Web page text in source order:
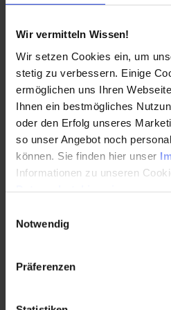
Wir vermitteln Wissen!
Wir setzen Cookies ein, um
stetig zu verbessern. Einige
ermöglichen uns Ihren
Ihnen ein bestmögliches
oder den Erfolg unseres
so unser Angebot noch
können. Sie finden hier unser
Informationen zu unseren
Notwendig
Präferenzen
Erstellung…
Brückenmodernisierung
Streckenverfügbarkeit:
der A1
24.07.2026
Großbrücken im
Neubau und
zählt zu den…